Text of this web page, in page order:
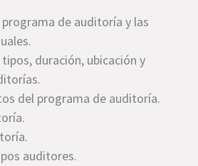
de auditoría y las
duración, ubicación y
del programa de auditoría.
auditores.